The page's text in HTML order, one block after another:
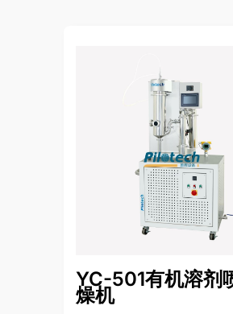
YC-501有机溶剂
燥机